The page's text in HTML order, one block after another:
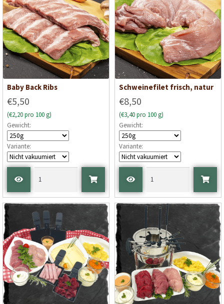
Baby Back Ribs
€5,50
(€2,20 pro 100 g)
Gewicht:
Variante:
Schweinefilet frisch, natur
€8,50
(€3,40 pro 100 g)
Gewicht:
Variante: